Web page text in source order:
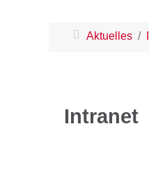
Aktuelles
Intranet